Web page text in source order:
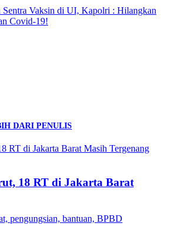
Sentra Vaksin di UI, Kapolri : Hilangkan
Covid-19!
DARI PENULIS
18 RT di Jakarta Barat